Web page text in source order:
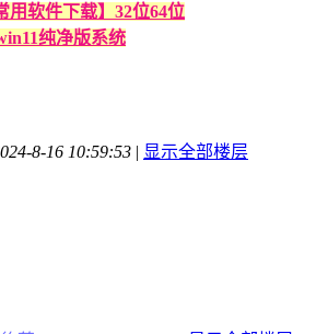
用软件下载】32位64位
纯净版系统
8-16 10:59:53 | 显示全部楼层